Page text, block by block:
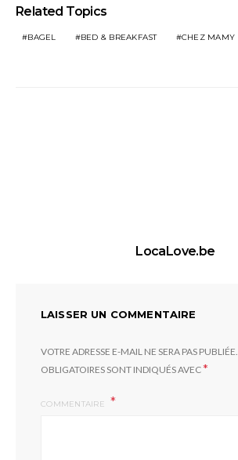
Related Topics
BAGEL BED & BREAKFAST CHEZ MAMY
LocaLove.be
LAISSER UN COMMENTAIRE
VOTRE ADRESSE E-MAIL NE SERA PAS PUBLIÉE.
OBLIGATOIRES SONT INDIQUÉS AVEC*
COMMENTAIRE